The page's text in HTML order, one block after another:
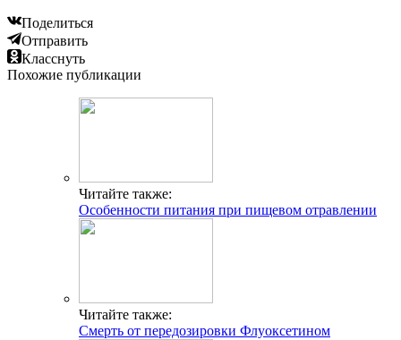
Поделиться
Отправить
Класснуть
Похожие публикации
Читайте также:
Особенности питания при пищевом отравлении
Читайте также:
Смерть от передозировки Флуоксетином